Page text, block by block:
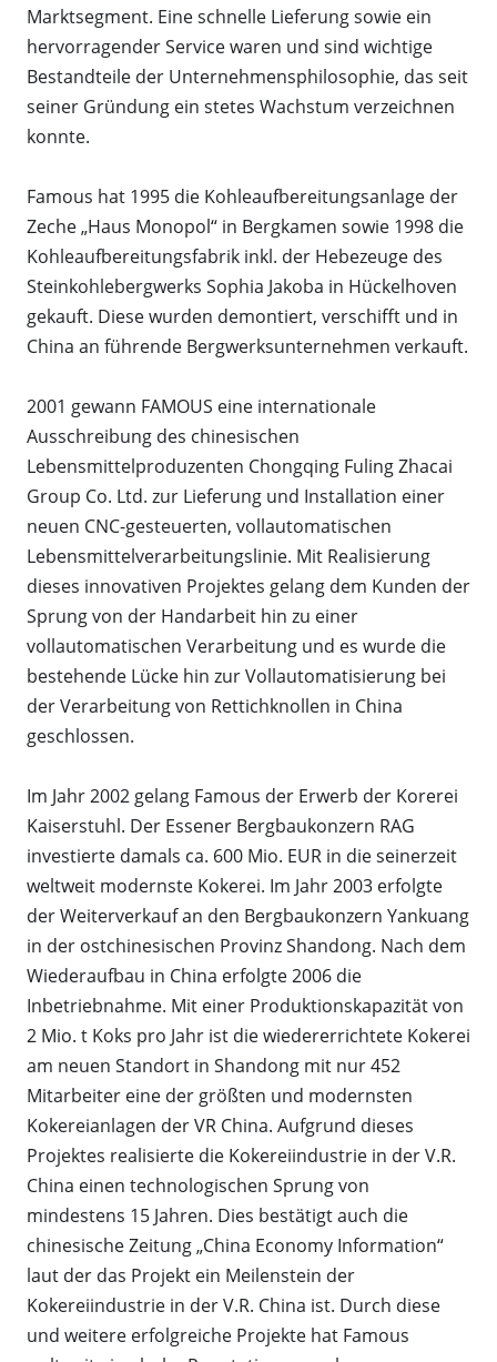
Marktsegment. Eine schnelle Lieferung sowie ein
hervorragender Service waren und sind wichtige
Bestandteile der Unternehmensphilosophie, das seit
seiner Gründung ein stetes Wachstum verzeichnen
konnte.
Famous hat 1995 die Kohleaufbereitungsanlage der
Zeche „Haus Monopol“ in Bergkamen sowie 1998 die
Kohleaufbereitungsfabrik inkl. der Hebezeuge des
Steinkohlebergwerks Sophia Jakoba in Hückelhoven
gekauft. Diese wurden demontiert, verschifft und in
China an führende Bergwerksunternehmen verkauft.
2001 gewann FAMOUS eine internationale
Ausschreibung des chinesischen
Lebensmittelproduzenten Chongqing Fuling Zhacai
Group Co. Ltd. zur Lieferung und Installation einer
neuen CNC-gesteuerten, vollautomatischen
Lebensmittelverarbeitungslinie. Mit Realisierung
dieses innovativen Projektes gelang dem Kunden der
Sprung von der Handarbeit hin zu einer
vollautomatischen Verarbeitung und es wurde die
bestehende Lücke hin zur Vollautomatisierung bei
der Verarbeitung von Rettichknollen in China
geschlossen.
Im Jahr 2002 gelang Famous der Erwerb der Korerei
Kaiserstuhl. Der Essener Bergbaukonzern RAG
investierte damals ca. 600 Mio. EUR in die seinerzeit
weltweit modernste Kokerei. Im Jahr 2003 erfolgte
der Weiterverkauf an den Bergbaukonzern Yankuang
in der ostchinesischen Provinz Shandong. Nach dem
Wiederaufbau in China erfolgte 2006 die
Inbetriebnahme. Mit einer Produktionskapazität von
2 Mio. t Koks pro Jahr ist die wiedererrichtete Kokerei
am neuen Standort in Shandong mit nur 452
Mitarbeiter eine der größten und modernsten
Kokereianlagen der VR China. Aufgrund dieses
Projektes realisierte die Kokereiindustrie in der V.R.
China einen technologischen Sprung von
mindestens 15 Jahren. Dies bestätigt auch die
chinesische Zeitung „China Economy Information“
laut der das Projekt ein Meilenstein der
Kokereiindustrie in der V.R. China ist. Durch diese
und weitere erfolgreiche Projekte hat Famous